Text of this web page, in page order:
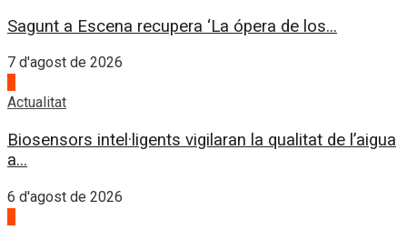
Sagunt a Escena recupera ‘La ópera de los...
7 d'agost de 2026
Actualitat
Biosensors intel·ligents vigilaran la qualitat de l’aigua
a...
6 d'agost de 2026